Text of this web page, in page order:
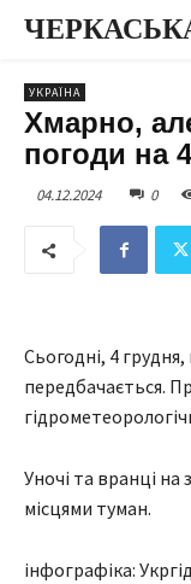
УКРАЇНА
Хмарно,
погоди на
04.12.2024 0
Сьогодні, 4
передбачається.
Уночі та вранці на
місцями туман.
інфографіка: